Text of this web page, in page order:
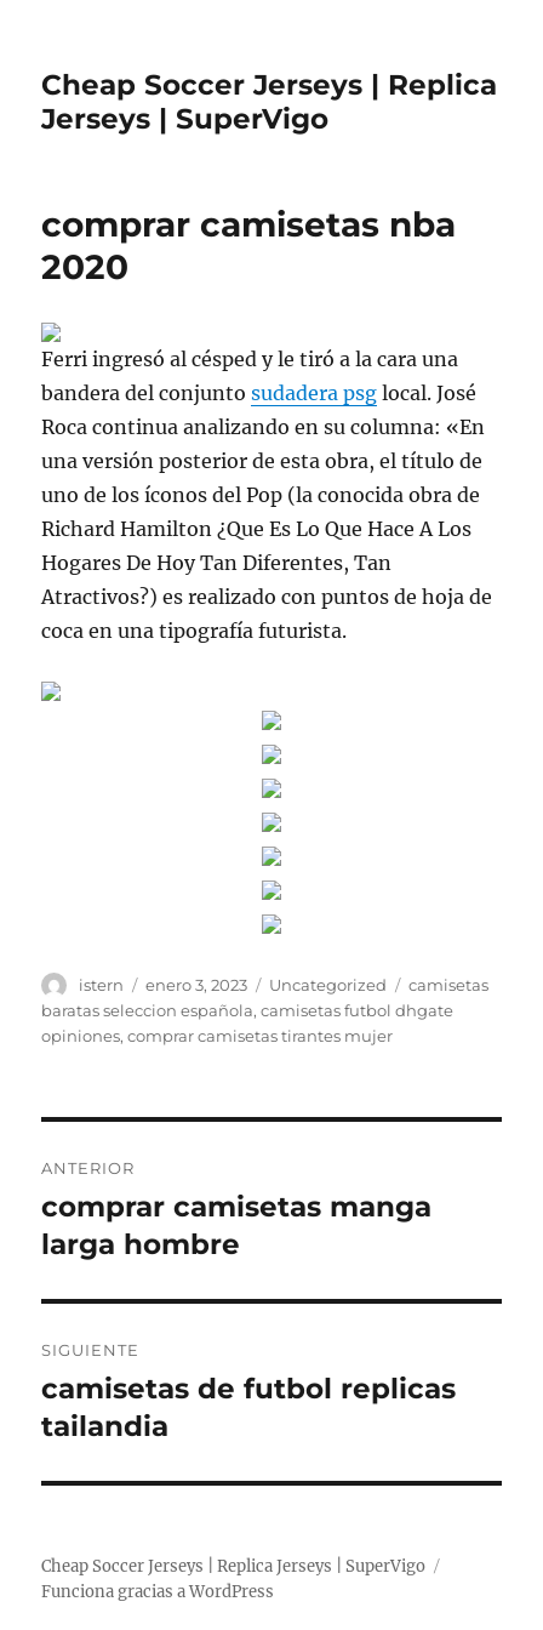
Cheap Soccer Jerseys | Replica
Jerseys | SuperVigo
comprar camisetas nba
2020
Ferri ingresó al césped y le tiró a la cara una
bandera del conjuntosudadera psg local. José
Roca continua analizando en su columna: «En
una versión posterior de esta obra, el título de
uno de los íconos del Pop (la conocida obra de
Richard Hamilton ¿Que Es Lo Que Hace A Los
Hogares De Hoy Tan Diferentes, Tan
Atractivos?) es realizado con puntos de hoja de
coca en una tipografía futurista.
Autor
istern
Publicado
el
enero 3, 2023 Categorías
Uncategorized Etiquetas
camisetas
baratas seleccion española,camisetas futbol dhgate
opiniones,comprar camisetas tirantes mujer
de
entradas
ANTERIOR
Entrada
anterior:
comprar camisetas manga
larga hombre
SIGUIENTE
Entrada
siguiente:
camisetas de futbol replicas
tailandia
Cheap Soccer Jerseys | Replica Jerseys | SuperVigo
Funciona gracias a WordPress